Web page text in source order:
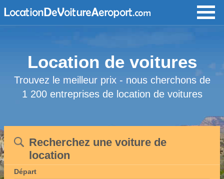
Location de voitures
Trouvez le meilleur prix - nous cherchons de
1 200 entreprises de location de voitures
Recherchez une voiture de
location
Départ